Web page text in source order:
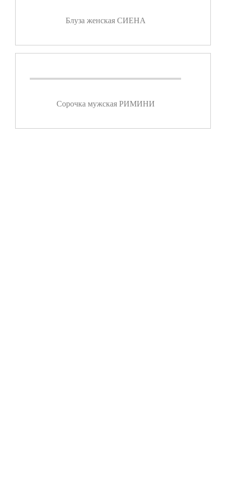
Блуза женская СИЕНА
Сорочка мужская РИМИНИ